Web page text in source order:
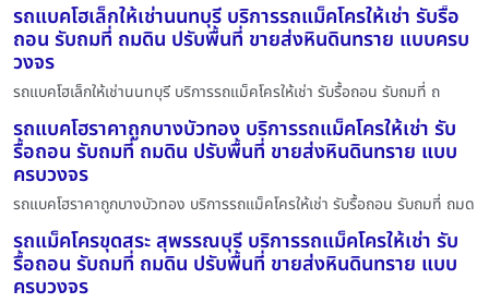
รถแบคโฮเล็กให้เช่านนทบุรี บริการรถแม็คโครให้เช่า รับรื้อ
ถอน รับถมที่ ถมดิน ปรับพื้นที่ ขายส่งหินดินทราย แบบครบ
วงจร
รถแบคโฮเล็กให้เช่านนทบุรี บริการรถแม็คโครให้เช่า รับรื้อถอน รับถมที่ ถ
รถแบคโฮราคาถูกบางบัวทอง บริการรถแม็คโครให้เช่า รับ
รื้อถอน รับถมที่ ถมดิน ปรับพื้นที่ ขายส่งหินดินทราย แบบ
ครบวงจร
รถแบคโฮราคาถูกบางบัวทอง บริการรถแม็คโครให้เช่า รับรื้อถอน รับถมที่ ถมด
รถแม็คโครขุดสระ สุพรรณบุรี บริการรถแม็คโครให้เช่า รับ
รื้อถอน รับถมที่ ถมดิน ปรับพื้นที่ ขายส่งหินดินทราย แบบ
ครบวงจร